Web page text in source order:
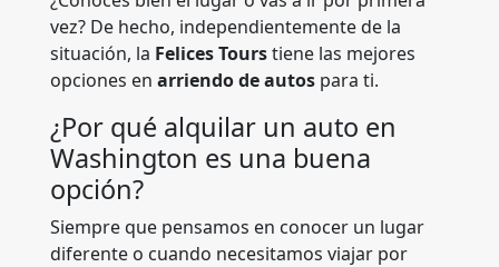
vez? De hecho, independientemente de la
situación, la Felices Tourstiene las mejores
opciones en arriendo de autos para ti.
¿Por qué alquilar un auto en
Washington es una buena
opción?
Siempre que pensamos en conocer un lugar
diferente o cuando necesitamos viajar por